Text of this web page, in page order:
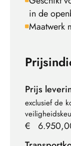
in de
Maatwerk
Prijs
exclusief de
€